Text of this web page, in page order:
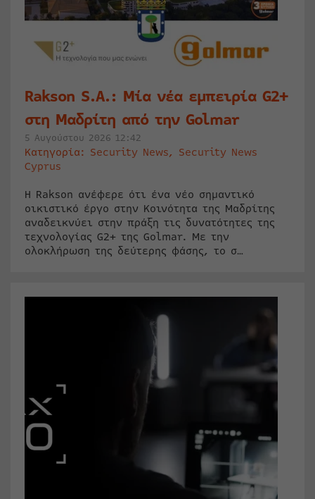
Rakson S.A.: Μία νέα εμπειρία G2+
στη Μαδρίτη από την Golmar
5 Αυγούστου 2026 12:42
Κατηγορία: Security News, Security News
Cyprus
Η Rakson ανέφερε ότι ένα νέο σημαντικό
οικιστικό έργο στην Κοινότητα της Μαδρίτης
αναδεικνύει στην πράξη τις δυνατότητες της
τεχνολογίας G2+ της Golmar. Με την
ολοκλήρωση της δεύτερης φάσης, το σ…